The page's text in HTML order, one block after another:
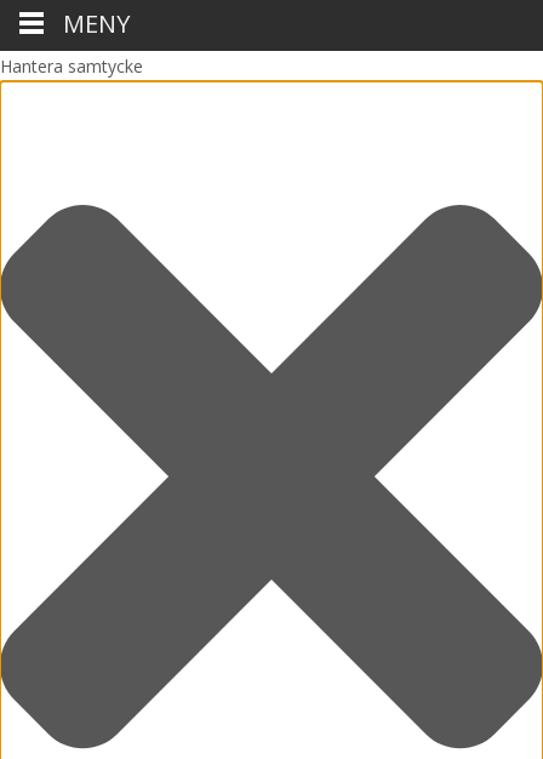
Hantera samtycke
MENY